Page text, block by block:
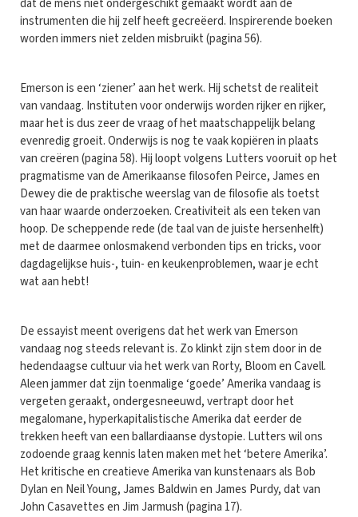
dat de mens niet ondergeschikt gemaakt wordt aan de
instrumenten die hij zelf heeft gecreëerd. Inspirerende boeken
worden immers niet zelden misbruikt (pagina 56).
Emerson is een ‘ziener’ aan het werk. Hij schetst de realiteit
van vandaag. Instituten voor onderwijs worden rijker en rijker,
maar het is dus zeer de vraag of het maatschappelijk belang
evenredig groeit. Onderwijs is nog te vaak kopiëren in plaats
van creëren (pagina 58). Hij loopt volgens Lutters vooruit op het
pragmatisme van de Amerikaanse filosofen Peirce, James en
Dewey die de praktische weerslag van de filosofie als toetst
van haar waarde onderzoeken. Creativiteit als een teken van
hoop. De scheppende rede (de taal van de juiste hersenhelft)
met de daarmee onlosmakend verbonden tips en tricks, voor
dagdagelijkse huis-, tuin- en keukenproblemen, waar je echt
wat aan hebt!
De essayist meent overigens dat het werk van Emerson
vandaag nog steeds relevant is. Zo klinkt zijn stem door in de
hedendaagse cultuur via het werk van Rorty, Bloom en Cavell.
Aleen jammer dat zijn toenmalige ‘goede’ Amerika vandaag is
vergeten geraakt, ondergesneeuwd, vertrapt door het
megalomane, hyperkapitalistische Amerika dat eerder de
trekken heeft van een ballardiaanse dystopie. Lutters wil ons
zodoende graag kennis laten maken met het ‘betere Amerika’.
Het kritische en creatieve Amerika van kunstenaars als Bob
Dylan en Neil Young, James Baldwin en James Purdy, dat van
John Casavettes en Jim Jarmush (pagina 17).